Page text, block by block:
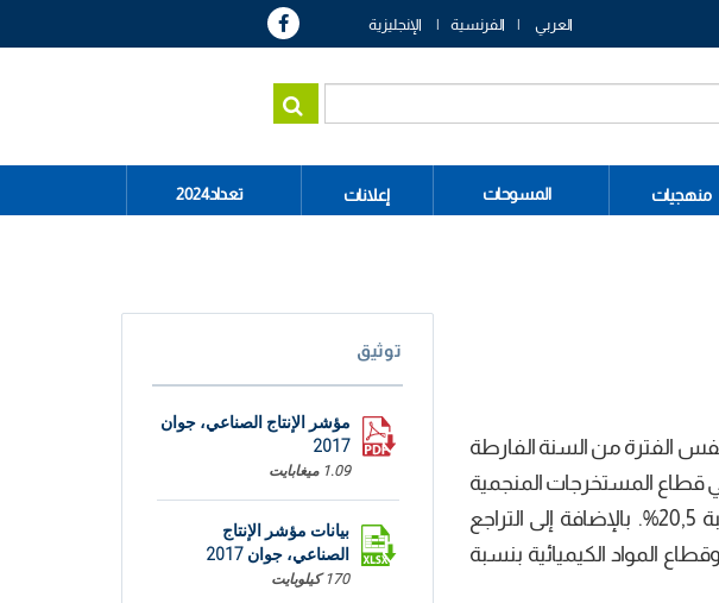
العربي الفرنسية الإنجليزية
منهجيات المسوحات إعلانات تعداد2024
الفترة من السنة الفارطة
المسجل في قطاع المستخرجات المنجمية
المولدة للطاقة بنسبة 13,9% نتيجة الانخفاض الملحوظ المسجل في إنتاج النفط الخام بنسبة 20,5%. بالإضافة إلى التراجع
انخفاض إنتاج الاسمنت وقطاع المواد الكيميائية بنسبة
توثيق
مؤشر الإنتاج الصناعي، جوان
2017
1.09 ميغابايت
بيانات مؤشر الإنتاج
الصناعي، جوان 2017
170 كيلوبايت